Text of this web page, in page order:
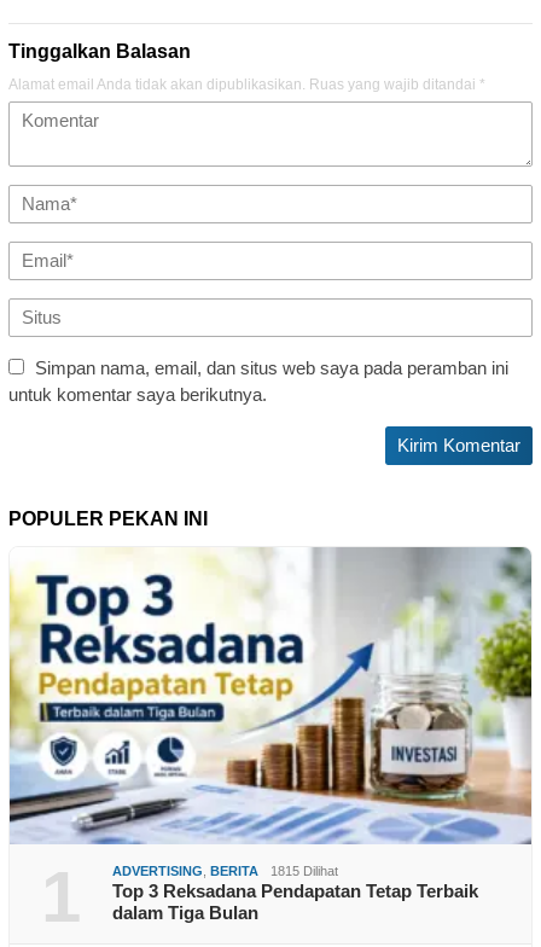
Tinggalkan Balasan
Alamat email Anda tidak akan dipublikasikan. Ruas yang wajib ditandai *
Simpan nama, email, dan situs web saya pada peramban ini
untuk komentar saya berikutnya.
POPULER PEKAN INI
1 ADVERTISING BERITA 1815 Dilihat
Top 3 Reksadana Pendapatan Tetap Terbaik
dalam Tiga Bulan